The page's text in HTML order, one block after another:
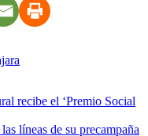
recibe el ‘Premio Social
líneas de su precampaña